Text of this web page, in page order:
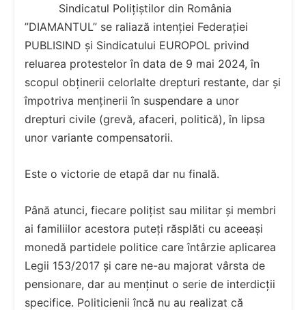
Sindicatul Polițiștilor din România
”DIAMANTUL” se raliază intenției Federației
PUBLISIND și Sindicatului EUROPOL privind
reluarea protestelor în data de 9 mai 2024, în
scopul obținerii celorlalte drepturi restante, dar și
împotriva menținerii în suspendare a unor
drepturi civile (grevă, afaceri, politică), în lipsa
unor variante compensatorii.
Este o victorie de etapă dar nu finală.
Până atunci, fiecare polițist sau militar și membri
ai familiilor acestora puteți răsplăti cu aceeași
monedă partidele politice care întârzie aplicarea
Legii 153/2017 și care ne-au majorat vârsta de
pensionare, dar au menținut o serie de interdicții
specifice. Politicienii încă nu au realizat că